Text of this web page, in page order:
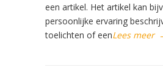
een artikel. Het artikel kan
persoonlijke ervaring
toelichten of eenLees meer